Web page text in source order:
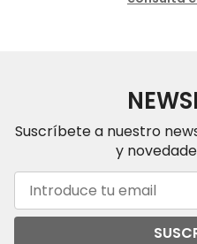
Suscríbete a nuestro
y